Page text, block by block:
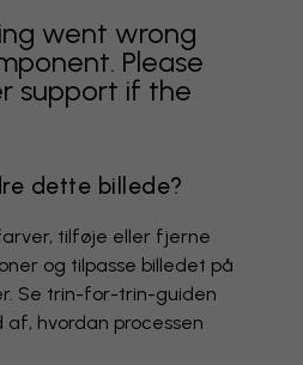
went wrong
Please
support if the
dette billede?
tilføje eller fjerne
og tilpasse billedet på
Se trin-for-trin-guiden
hvordan processen